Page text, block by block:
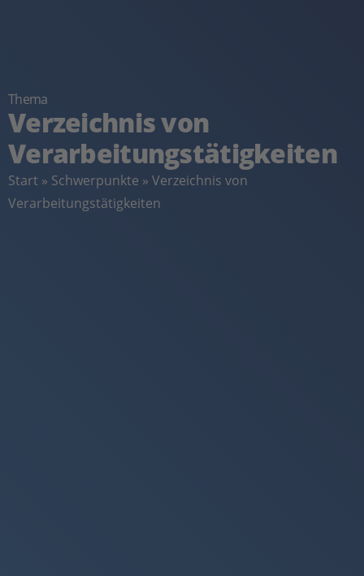
Thema
Verzeichnis von
Verarbeitungstätigkeiten
Start » Schwerpunkte » Verzeichnis von
Verarbeitungstätigkeiten